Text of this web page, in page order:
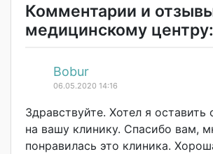
Комментарии и
медицинскому центру:
Bobur
06.05.2020 14:16
Здравствуйте. Хотел я оставить
на вашу клинику. Спасибо вам,
понравилась это клиника.